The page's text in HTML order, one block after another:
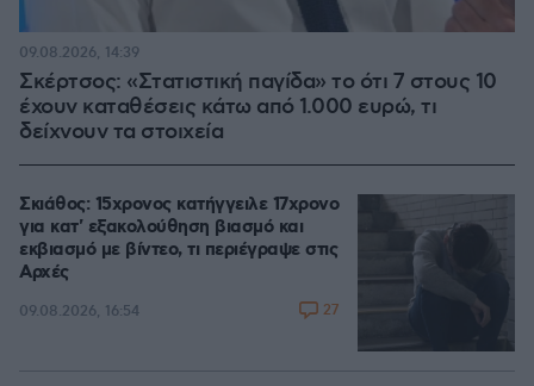
Σκέρτσος: «Στατιστική παγίδα» το ότι 7 στους 10
έχουν καταθέσεις κάτω από 1.000 ευρώ, τι
δείχνουν τα στοιχεία
09.08.2026, 14:39
Σκιάθος: 15χρονος κατήγγειλε 17χρονο
για κατ' εξακολούθηση βιασμό και
εκβιασμό με βίντεο, τι περιέγραψε στις
Αρχές
09.08.2026, 16:54 27